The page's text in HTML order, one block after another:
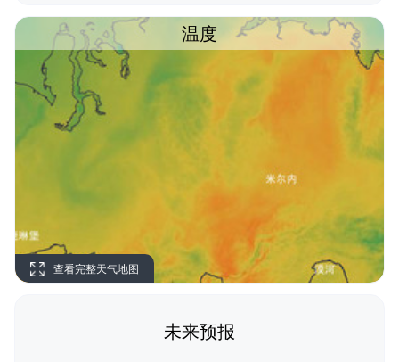
温度
查看完整天气地图
未来预报